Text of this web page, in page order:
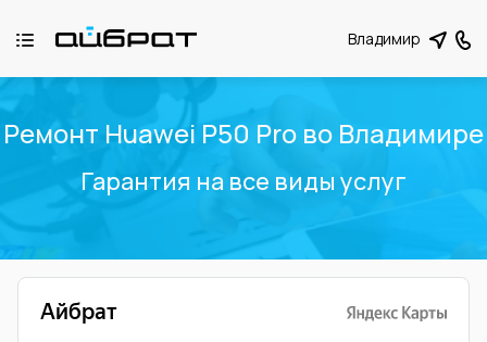
Владимир
Ремонт Huawei P50 Pro во Владимире
Гарантия на все виды услуг